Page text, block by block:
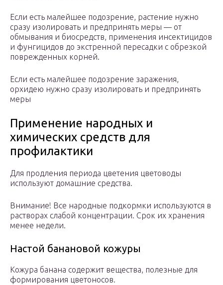
Если есть малейшее подозрение, растение нужно
сразу изолировать и предпринять меры — от
обмывания и биосредств, применения инсектицидов
и фунгицидов до экстренной пересадки с обрезкой
поврежденных корней.
Если есть малейшее подозрение заражения,
орхидею нужно сразу изолировать и предпринять
меры
Применение народных и
химических средств для
профилактики
Для продления периода цветения цветоводы
используют домашние средства.
Внимание! Все народные подкормки используются в
растворах слабой концентрации. Срок их хранения
менее недели.
Настой банановой кожуры
Кожура банана содержит вещества, полезные для
формирования цветоносов.